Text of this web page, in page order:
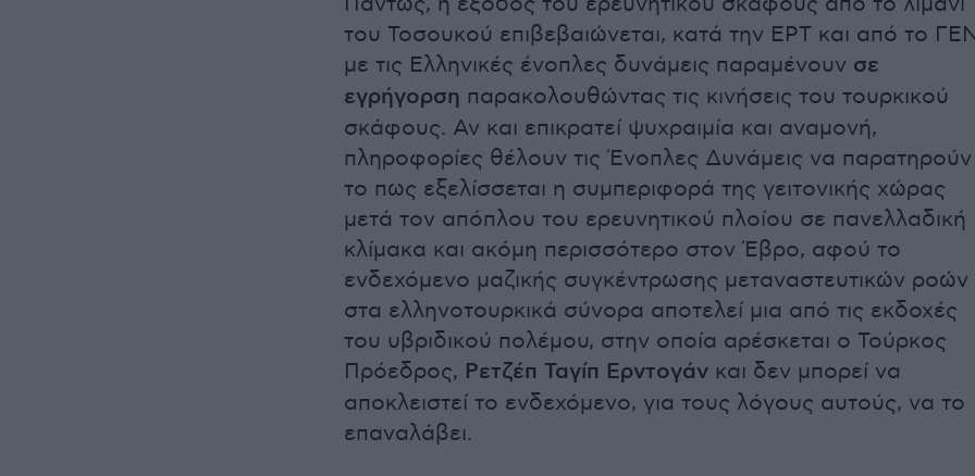
του Τοσουκού επιβεβαιώνεται, κατά την ΕΡΤ και από το
με τις Ελληνικές ένοπλες δυνάμεις παραμένουν σε
εγρήγορση παρακολουθώντας τις κινήσεις του τουρκικού
σκάφους. Αν και επικρατεί ψυχραιμία και αναμονή,
πληροφορίες θέλουν τις Ένοπλες Δυνάμεις να παρατηρούν
το πως εξελίσσεται η συμπεριφορά της γειτονικής χώρας
μετά τον απόπλου του ερευνητικού πλοίου σε πανελλαδική
κλίμακα και ακόμη περισσότερο στον Έβρο, αφού το
ενδεχόμενο μαζικής συγκέντρωσης μεταναστευτικών ροών
στα ελληνοτουρκικά σύνορα αποτελεί μια από τις εκδοχές
του υβριδικού πολέμου, στην οποία αρέσκεται ο Τούρκος
Πρόεδρος, Ρετζέπ Ταγίπ Ερντογάν και δεν μπορεί να
αποκλειστεί το ενδεχόμενο, για τους λόγους αυτούς, να το
επαναλάβει.